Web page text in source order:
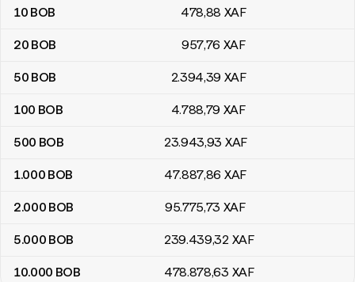
10 BOB 478,88 XAF
20 BOB 957,76 XAF
50 BOB 2.394,39 XAF
100 BOB 4.788,79 XAF
500 BOB 23.943,93 XAF
1.000 BOB 47.887,86 XAF
2.000 BOB 95.775,73 XAF
5.000 BOB 239.439,32 XAF
10.000 BOB 478.878,63 XAF